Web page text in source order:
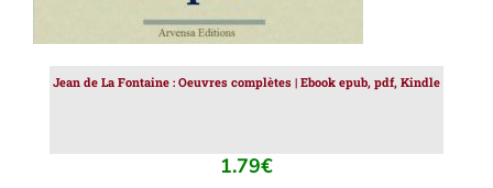
Jean de La Fontaine : Oeuvres complètes | Ebook epub, pdf, Kindle
1.79€